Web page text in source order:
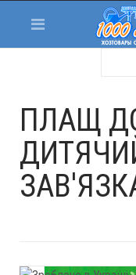
ПЛАЩ